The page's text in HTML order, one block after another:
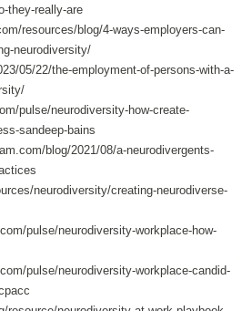
they-really-are
resources/blog/4-ways-employers-can-
neurodiversity/
05/22/the-employment-of-persons-with-a-
pulse/neurodiversity-how-create-
sandeep-bains
blog/2021/08/a-neurodivergents-
neurodiversity/creating-neurodiverse-
pulse/neurodiversity-workplace-how-
pulse/neurodiversity-workplace-candid-